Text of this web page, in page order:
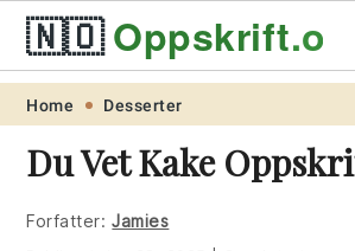
Skip
primary
navigation
Skip
main
content
Skip
primary
sidebar
Skip
footer
🇳🇴Oppskrift.org
Home Desserter
Du Vet Kake
Forfatter: Jamies